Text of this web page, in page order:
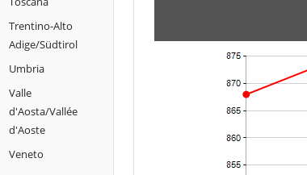
San Nicola
Manfredi
San Salvatore
Sant'Agata de'
Goti
Sant'Angelo a
Trentino-Alto
Adige/Südtirol
Umbria
Valle
d'Aosta/Vallée
d'Aoste
Veneto